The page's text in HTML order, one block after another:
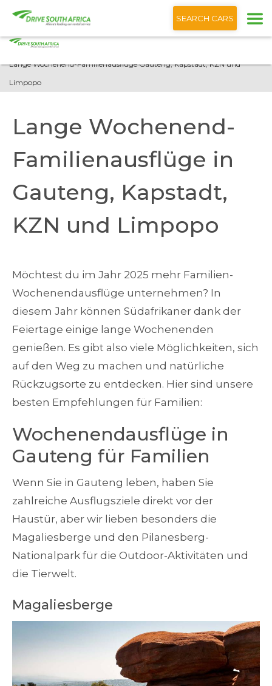
Deutsch
SEARCH CARS
Startseite Blog
Lange Wochenend-Familienausflüge Gauteng, Kapstadt, KZN und
Limpopo
Lange Wochenend-
Familienausflüge in
Gauteng, Kapstadt,
KZN und Limpopo
Möchtest du im Jahr 2025 mehr Familien-
Wochenendausflüge unternehmen? In
diesem Jahr können Südafrikaner dank der
Feiertage einige lange Wochenenden
genießen. Es gibt also viele Möglichkeiten, sich
auf den Weg zu machen und natürliche
Rückzugsorte zu entdecken. Hier sind unsere
besten Empfehlungen für Familien:
Wochenendausflüge in
Gauteng für Familien
Wenn Sie in Gauteng leben, haben Sie
zahlreiche Ausflugsziele direkt vor der
Haustür, aber wir lieben besonders die
Magaliesberge und den Pilanesberg-
Nationalpark für die Outdoor-Aktivitäten und
die Tierwelt.
Magaliesberge